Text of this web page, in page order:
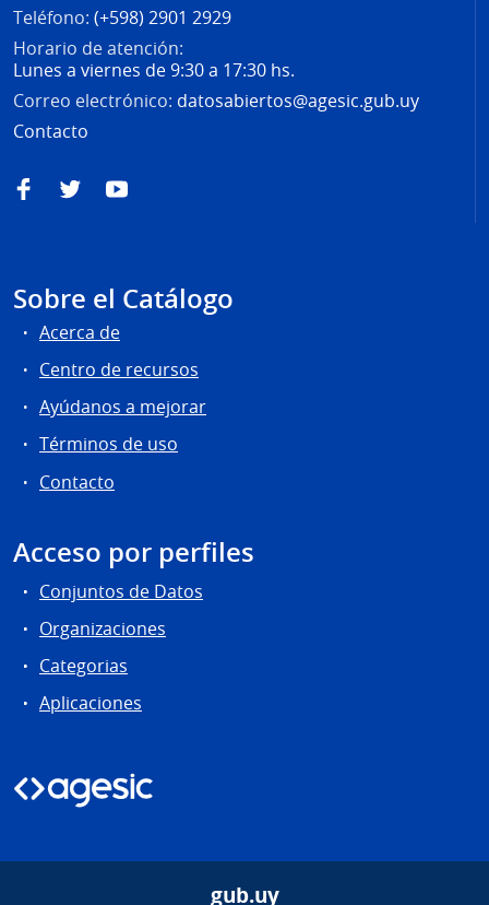
Teléfono: (+598) 2901 2929
Horario de atención:
Lunes a viernes de 9:30 a 17:30 hs.
Correo electrónico: datosabiertos@agesic.gub.uy
Contacto
FacebookTwitterYouTube
Sobre el Catálogo
Acerca de
Centro de recursos
Ayúdanos a mejorar
Términos de uso
Contacto
Acceso por perfiles
Conjuntos de Datos
Organizaciones
Categorias
Aplicaciones
gub.uy